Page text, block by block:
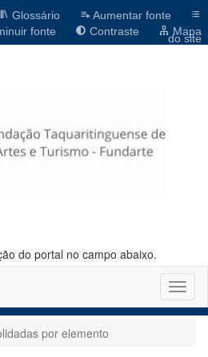
Glossário
Aumentar fonte
fonte Contraste Mapa
do site
do portal no campo abaixo.
por elemento